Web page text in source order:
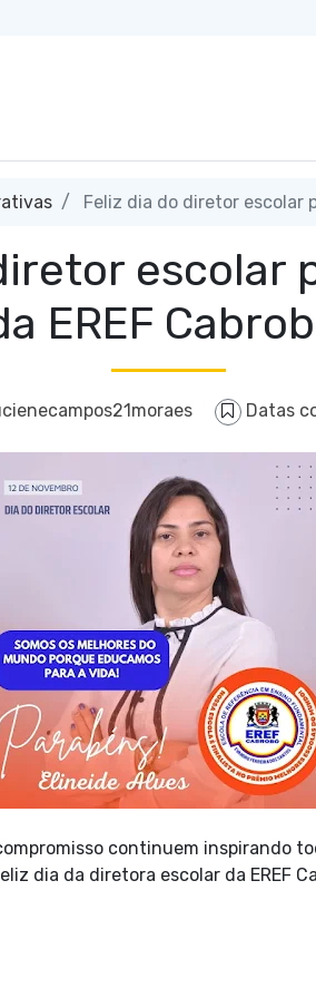
Feliz dia do diretor escolar
escolar
EREF
Datas
continuem inspirando
dia da diretora escolar da EREF